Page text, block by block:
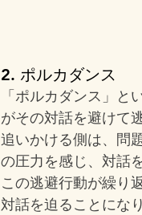
2. ポルカダンス
「ポルカダンス」
がその対話を避けて
追いかける側は、問
の圧力を感じ、対話
この逃避行動が繰り
対話を迫ることにな